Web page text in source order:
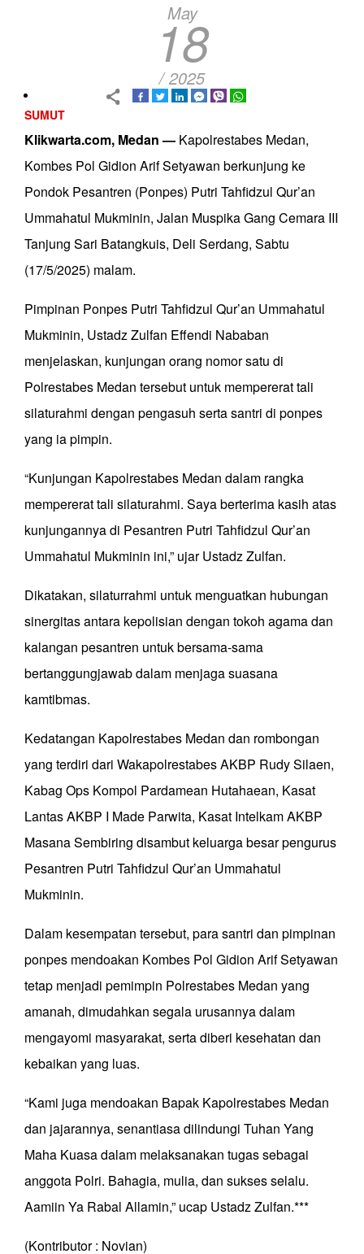
May
18
/ 2025
SUMUT
Klikwarta.com, Medan — Kapolrestabes Medan,
Kombes Pol Gidion Arif Setyawan berkunjung ke
Pondok Pesantren (Ponpes) Putri Tahfidzul Qur’an
Ummahatul Mukminin, Jalan Muspika Gang Cemara III
Tanjung Sari Batangkuis, Deli Serdang, Sabtu
(17/5/2025) malam.
Pimpinan Ponpes Putri Tahfidzul Qur’an Ummahatul
Mukminin, Ustadz Zulfan Effendi Nababan
menjelaskan, kunjungan orang nomor satu di
Polrestabes Medan tersebut untuk mempererat tali
silaturahmi dengan pengasuh serta santri di ponpes
yang ia pimpin.
“Kunjungan Kapolrestabes Medan dalam rangka
mempererat tali silaturahmi. Saya berterima kasih atas
kunjungannya di Pesantren Putri Tahfidzul Qur’an
Ummahatul Mukminin ini,” ujar Ustadz Zulfan.
Dikatakan, silaturrahmi untuk menguatkan hubungan
sinergitas antara kepolisian dengan tokoh agama dan
kalangan pesantren untuk bersama-sama
bertanggungjawab dalam menjaga suasana
kamtibmas.
Kedatangan Kapolrestabes Medan dan rombongan
yang terdiri dari Wakapolrestabes AKBP Rudy Silaen,
Kabag Ops Kompol Pardamean Hutahaean, Kasat
Lantas AKBP I Made Parwita, Kasat Intelkam AKBP
Masana Sembiring disambut keluarga besar pengurus
Pesantren Putri Tahfidzul Qur’an Ummahatul
Mukminin.
Dalam kesempatan tersebut, para santri dan pimpinan
ponpes mendoakan Kombes Pol Gidion Arif Setyawan
tetap menjadi pemimpin Polrestabes Medan yang
amanah, dimudahkan segala urusannya dalam
mengayomi masyarakat, serta diberi kesehatan dan
kebaikan yang luas.
“Kami juga mendoakan Bapak Kapolrestabes Medan
dan jajarannya, senantiasa dilindungi Tuhan Yang
Maha Kuasa dalam melaksanakan tugas sebagai
anggota Polri. Bahagia, mulia, dan sukses selalu.
Aamiin Ya Rabal Allamin,” ucap Ustadz Zulfan.***
(Kontributor : Novian)